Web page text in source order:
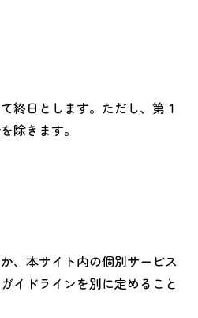
終日とします。ただし、第１
除きます。
、本サイト内の個別サービス
イドラインを別に定めること